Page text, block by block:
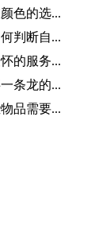
色的选...
判断自...
的服务...
条龙的...
品需要...